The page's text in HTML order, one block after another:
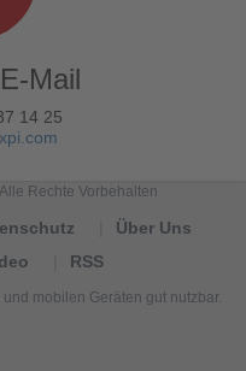
Mail
14 25
Rechte Vorbehalten
Über Uns
RSS
mobilen Geräten gut nutzbar.